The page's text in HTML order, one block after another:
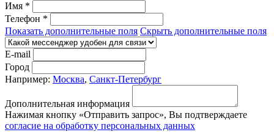
Имя *
Телефон *
Показать дополнительные поля Скрыть дополнительные поля
E-mail
Город
Например: Москва, Санкт-Петербург
Дополнительная информация
Нажимая кнопку «Отправить запрос», Вы подтверждаете
согласие на обработку персональных данных